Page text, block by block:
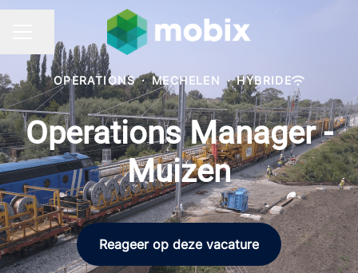
CARRIÈREMENU
Pagina delen
OPERATIONS · MECHELEN · HYBRIDE
Operations Manager -
Muizen
Reageer op deze vacature